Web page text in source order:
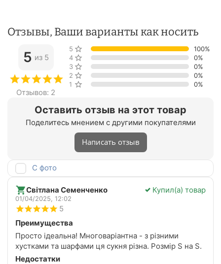
Отзывы, Ваши варианты как носить
Оставить отзыв на этот товар
Поделитесь мнением с другими покупателями
Написать отзыв
5 из 5
Отзывов: 2
5 звёзд
100%
4 звезды
0%
3 звезды
0%
2 звезды
0%
1 звезда
0%
С фото
Світлана Семенченко Купил(а) товар
01/04/2025, 12:02
5
Преимущества
Просто ідеальна! Многоваріантна - з різними
хустками та шарфами ця сукня різна. Розмір S на S.
Недостатки